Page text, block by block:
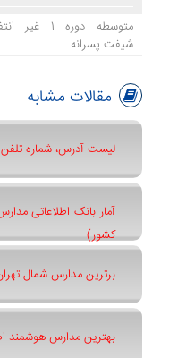
متوسطه دوره 1
شیفت پسرانه
مقالات مشابه
لیست آدرس، شماره
کشور)
برترین مدارس شمال
بهترین مدارس هوشمند